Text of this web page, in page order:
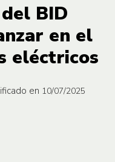
BID
en el
eléctricos
en 10/07/2025